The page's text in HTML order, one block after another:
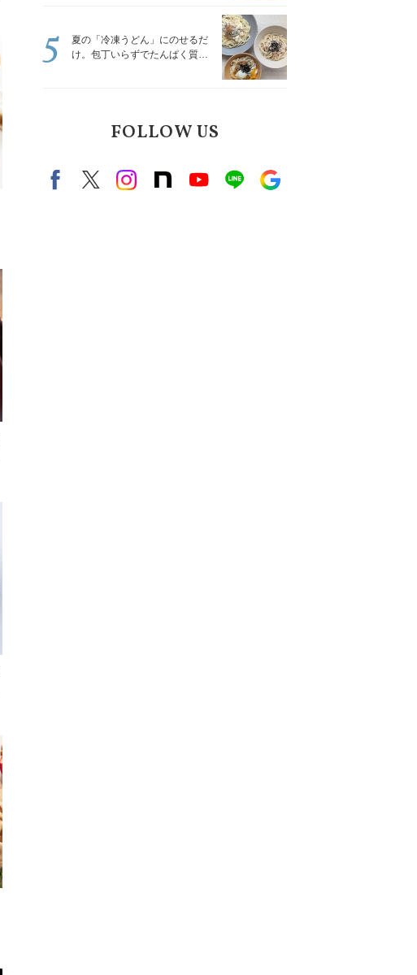
夏の「冷凍うどん」にのせるだ
け。包丁いらずでたんぱく質を
5
FOLLOW US
FacebookX（旧twitter）
instagram
note Youtubeline